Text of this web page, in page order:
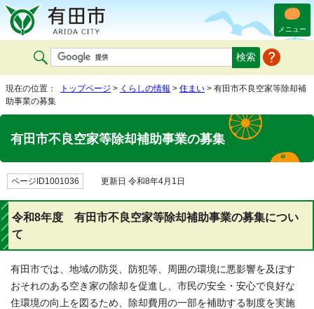
メニュー
現在の位置： トップページ > くらしの情報 > 住まい > 有田市不良空家等除却補
助事業の募集
有田市不良空家等除却補助事業の募集
ページID1001036 更新日 令和8年4月1日
令和8年度 有田市不良空家等除却補助事業の募集につい
て
有田市では、地域の防災、防犯等、周囲の環境に悪影響を及ぼす
おそれのある空き家の除却を促進し、市民の安全・安心で良好な
住環境の向上を図るため、除却費用の一部を補助する制度を実施